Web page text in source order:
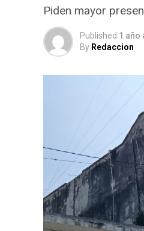
Piden mayor
Published 1 año
By Redaccion